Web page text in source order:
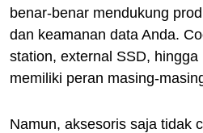
benar-benar mendukung
dan keamanan data Anda.
station, external SSD,
memiliki peran masing-
Namun, aksesoris saja tidak